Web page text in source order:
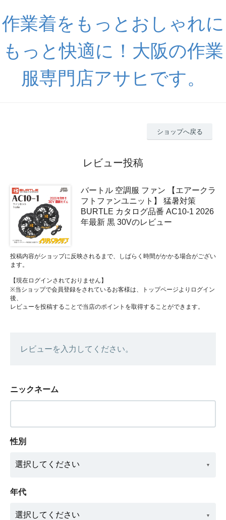
作業着をもっとおしゃれに
もっと快適に！大阪の作業
服専門店アサヒです。
ショップへ戻る
レビュー投稿
バートル 空調服 ファン 【エアークラ
フトファンユニット】 猛暑対策
BURTLE カタログ品番 AC10-1 2026
年最新 黒 30Vのレビュー
投稿内容がショップに反映されるまで、しばらく時間がかかる場合がござい
ます。
【現在ログインされておりません】
※当ショップで会員登録をされているお客様は、トップページよりログイン
後、
レビューを投稿することで当店のポイントを取得することができます。
レビューを入力してください。
ニックネーム
性別
年代